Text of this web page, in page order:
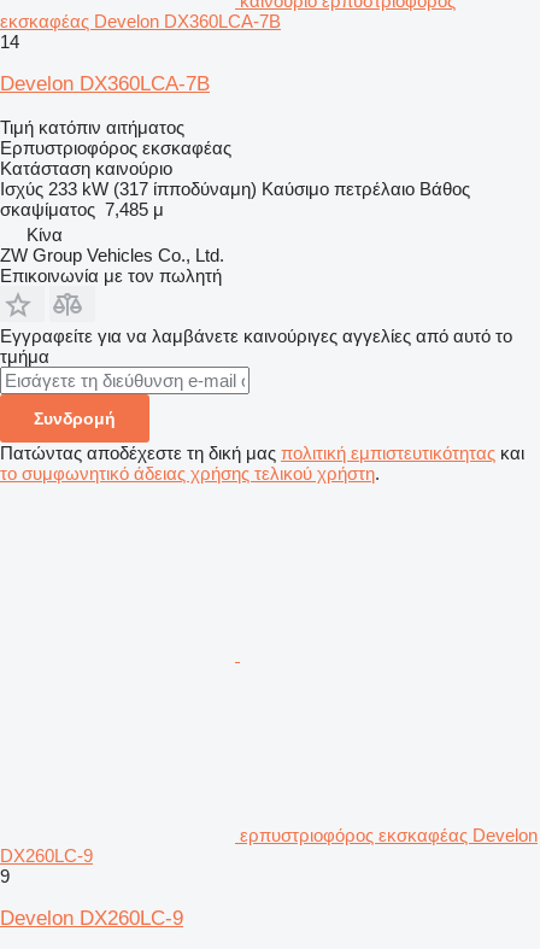
εκσκαφέας Develon DX360LCA-7B
14
Develon DX360LCA-7B
Τιμή κατόπιν αιτήματος
Ερπυστριοφόρος εκσκαφέας
Κατάσταση καινούριο
Ισχύς 233 kW (317 ίπποδύναμη) Καύσιμο πετρέλαιο Βάθος
σκαψίματος 7,485 μ
Κίνα
ZW Group Vehicles Co., Ltd.
Επικοινωνία με τον πωλητή
Εγγραφείτε για να λαμβάνετε καινούριγες αγγελίες από αυτό το
τμήμα
Συνδρομή
Πατώντας αποδέχεστε τη δική μας πολιτική εμπιστευτικότητας και
το συμφωνητικό άδειας χρήσης τελικού χρήστη.
ερπυστριοφόρος εκσκαφέας Develon
DX260LC-9
9
Develon DX260LC-9